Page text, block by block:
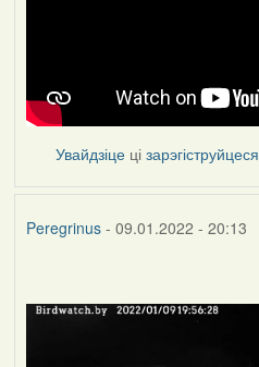
Увайдзіце цізарэгіструйцеся
Peregrinus- 09.01.2022 - 20:13